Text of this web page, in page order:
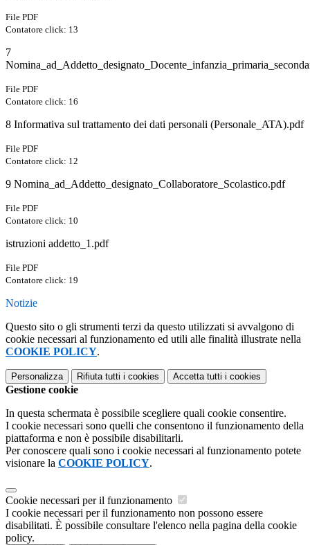
File PDF
Contatore click: 13
7
File PDF
Contatore click: 16
8 Informativa sul trattamento dei dati personali (Personale_ATA).pdf
File PDF
Contatore click: 12
9 Nomina_ad_Addetto_designato_Collaboratore_Scolastico.pdf
File PDF
Contatore click: 10
istruzioni addetto_1.pdf
File PDF
Contatore click: 19
Notizie
Questo sito o gli strumenti terzi da questo utilizzati si avvalgono di
cookie necessari al funzionamento ed utili alle finalità illustrate nella
COOKIE POLICY.
Personalizza Rifiuta tutti i cookies Accetta tutti i cookies
Gestione cookie
In questa schermata è possibile scegliere quali cookie consentire.
I cookie necessari sono quelli che consentono il funzionamento della
piattaforma e non è possibile disabilitarli.
Per conoscere quali sono i cookie necessari al funzionamento potete
visionare la COOKIE POLICY.
Cookie necessari per il funzionamento
I cookie necessari per il funzionamento non possono essere
disabilitati. È possibile consultare l'elenco nella pagina della cookie
policy.